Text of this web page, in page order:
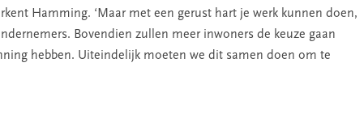
Hamming. ‘Maar met een gerust hart je werk kunnen doen,
Bovendien zullen meer inwoners de keuze gaan
hebben. Uiteindelijk moeten we dit samen doen om te